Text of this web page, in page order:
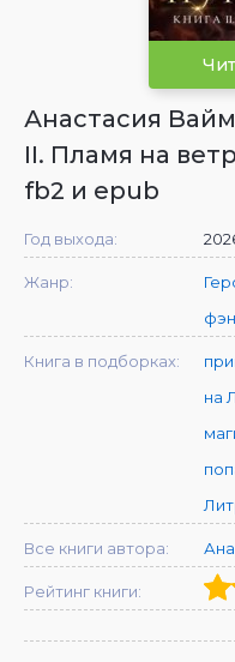
Анастасия
II. Пламя на
fb2 и epub
Год выхода:
Жанр:
Книга в подборках:
на
Все книги автора:
Рейтинг книги: